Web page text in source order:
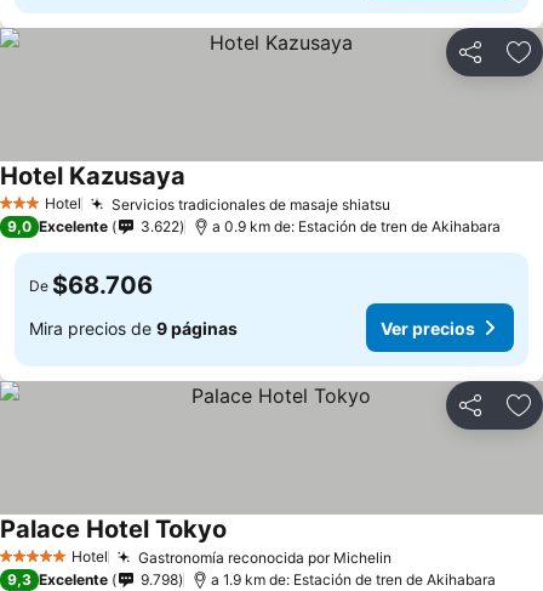
Compartir
3 Estrellas
Hotel Servicios tradicionales de masaje shiatsu
Hotel Kazusaya
9,0 Excelente 3.622 a 0.9 km de: Estación de tren de Akihabara
De $68.706
Mira precios de 9 páginas Ver precios
Compartir
5 Estrellas Hotel Gastronomía reconocida por Michelin
Palace Hotel Tokyo
9,3 Excelente 9.798 a 1.9 km de: Estación de tren de Akihabara